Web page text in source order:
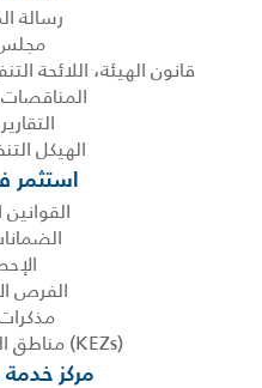
رسالة
مجلس
قانون الهيئة، اللائحة
الهيكل
استثمر
الفرص
(KEZs) مناطق الكويت الاقتصادية
مركز